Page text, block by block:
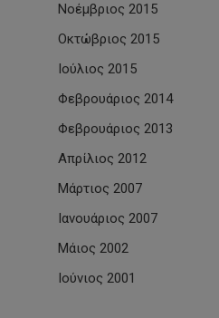
Νοέμβριος 2015
Οκτώβριος 2015
Ιούλιος 2015
Φεβρουάριος 2014
Φεβρουάριος 2013
Απρίλιος 2012
Μάρτιος 2007
Ιανουάριος 2007
Μάιος 2002
Ιούνιος 2001